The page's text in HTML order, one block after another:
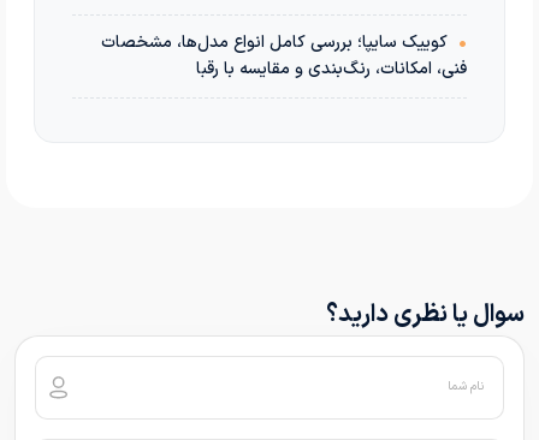
• کوییک سایپا؛ بررسی کامل انواع مدل‌ها، مشخصات
فنی، امکانات، رنگ‌بندی و مقایسه با رقبا
سوال یا نظری دارید؟
نام شما